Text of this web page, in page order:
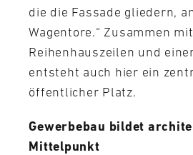
die die Fassade gliedern,
Wagentore.“ Zusammen
Reihenhauszeilen und
entsteht auch hier ein
öffentlicher Platz.
Gewerbebau bildet
Mittelpunkt